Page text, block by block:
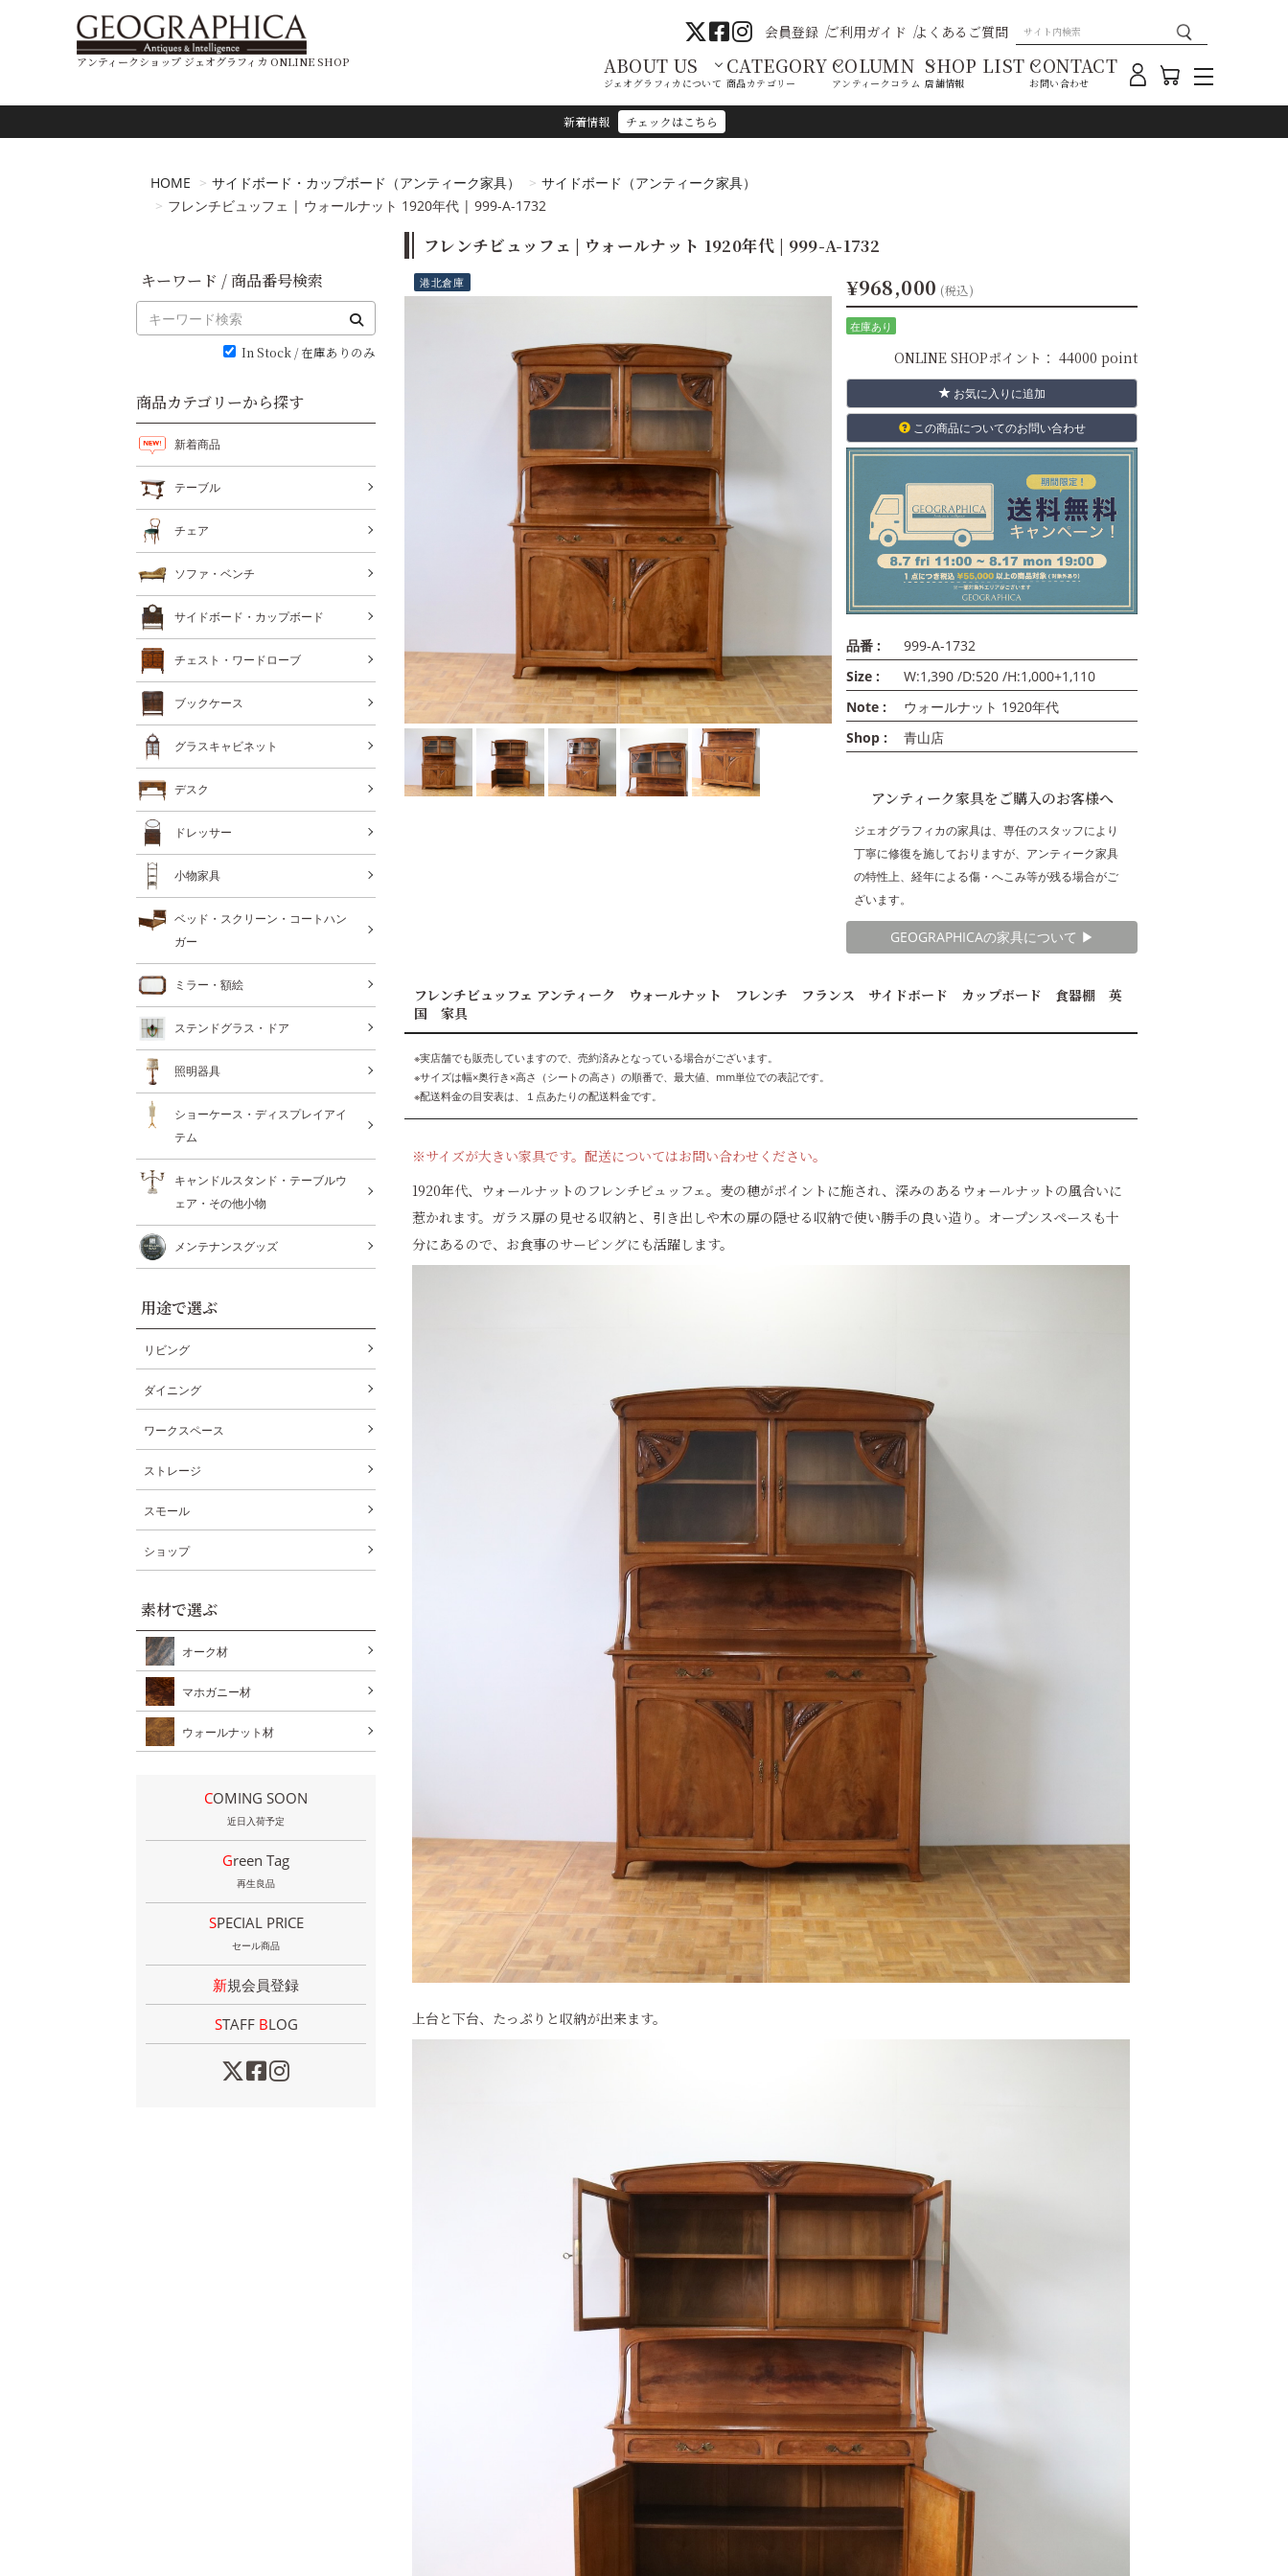
新着情報 チェックはこちら
アンティークショップ ジェオグラフィカ ONLINE SHOP
会員登録 ご利用ガイド よくあるご質問
ABOUT US
ジェオグラフィカについて
CATEGORY
商品カテゴリー
COLUMN
アンティークコラム
SHOP LIST
店舗情報
CONTACT
お問い合わせ
HOME サイドボード・カップボード（アンティーク家具）
サイドボード（アンティーク家具）
フレンチビュッフェ | ウォールナット 1920年代 | 999-A-1732
フレンチビュッフェ | ウォールナット 1920年代 | 999-A-1732
港北倉庫 ¥968,000 (税込)
在庫あり
ONLINE SHOPポイント： 44000 point
お気に入りに追加
この商品についてのお問い合わせ
品番 :
999-A-1732
Size :
W:1,390 /D:520 /H:1,000+1,110
Note :
ウォールナット 1920年代
Shop :
青山店
アンティーク家具をご購入のお客様へ
ジェオグラフィカの家具は、専任のスタッフにより
丁寧に修復を施しておりますが、アンティーク家具
の特性上、経年による傷・へこみ等が残る場合がご
ざいます。
GEOGRAPHICAの家具について ▶︎
フレンチビュッフェ アンティーク ウォールナット フレンチ フランス サイドボード カップボード 食器棚 英
国 家具
※実店舗でも販売していますので、売約済みとなっている場合がございます。
※サイズは幅×奥行き×高さ（シートの高さ）の順番で、最大値、mm単位での表記です。
※配送料金の目安表は、１点あたりの配送料金です。
※サイズが大きい家具です。配送についてはお問い合わせください。
1920年代、ウォールナットのフレンチビュッフェ。麦の穂がポイントに施され、深みのあるウォールナットの風合いに
惹かれます。ガラス扉の見せる収納と、引き出しや木の扉の隠せる収納で使い勝手の良い造り。オープンスペースも十
分にあるので、お食事のサービングにも活躍します。
上台と下台、たっぷりと収納が出来ます。
キーワード / 商品番号検索
In Stock / 在庫ありのみ
商品カテゴリーから探す
新着商品
テーブル
チェア
ソファ・ベンチ
サイドボード・カップボード
チェスト・ワードローブ
ブックケース
グラスキャビネット
デスク
ドレッサー
小物家具
ベッド・スクリーン・コートハン
ガー
ミラー・額絵
ステンドグラス・ドア
照明器具
ショーケース・ディスプレイアイ
テム
キャンドルスタンド・テーブルウ
ェア・その他小物
メンテナンスグッズ
用途で選ぶ
リビング
ダイニング
ワークスペース
ストレージ
スモール
ショップ
素材で選ぶ
オーク材
マホガニー材
ウォールナット材
COMING SOON
近日入荷予定
Green Tag
再生良品
SPECIAL PRICE
セール商品
新規会員登録
STAFF BLOG